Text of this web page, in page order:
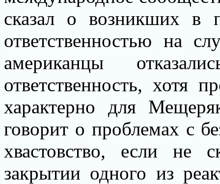
сказал о возникших в
ответственностью на
американцы
ответственность, хотя
характерно для
говорит о проблемах с
хвастовство, если не
закрытии одного из